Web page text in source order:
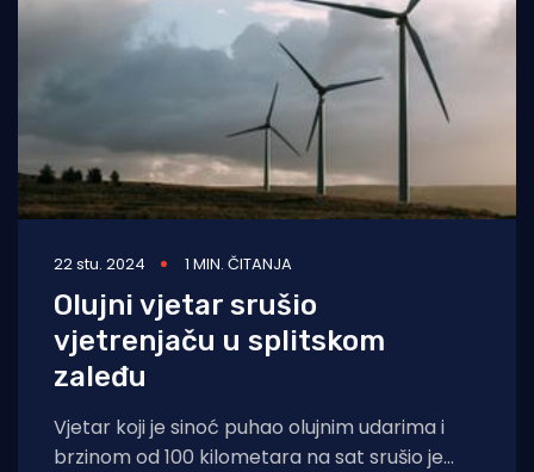
22 stu. 2024 1 MIN. ČITANJA
Olujni vjetar srušio
vjetrenjaču u splitskom
zaleđu
Vjetar koji je sinoć puhao olujnim udarima i
brzinom od 100 kilometara na sat srušio je